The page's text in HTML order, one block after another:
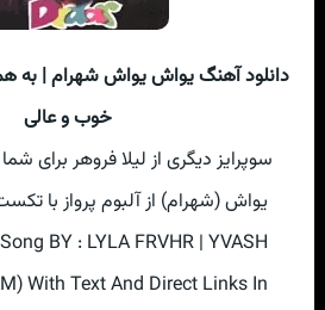
دانلود آهنگ یواش یواش شهرام | به
خوب و عالی
سوپرایز دیگری از لیلا فروهر برای
یواش (شهرام) از آلبوم پرواز با
BY : LYLA FRVHR | YVASH
With Text And Direct Links In